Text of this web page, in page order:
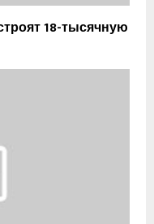
18-тысячную